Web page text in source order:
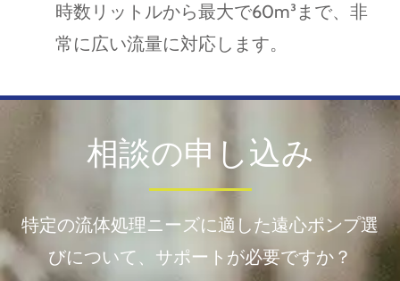
時数リットルから最大で60m³まで、非
常に広い流量に対応します。
相談の申し込み
特定の流体処理ニーズに適した遠心ポンプ選
びについて、サポートが必要ですか？